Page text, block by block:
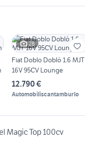
28
Fiat Doblo Doblò 1.6 MJT
16V 95CV Lounge
12.790 €
Automobiliscantamburlo
Magic Top 100cv